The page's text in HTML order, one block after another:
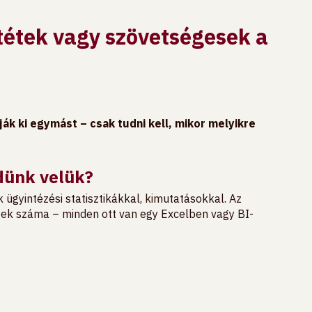
vagy szövetségesek a
ki egymást – csak tudni kell, mikor melyikre
velük?
statisztikákkal, kimutatásokkal. Az
száma – minden ott van egy Excelben vagy BI-